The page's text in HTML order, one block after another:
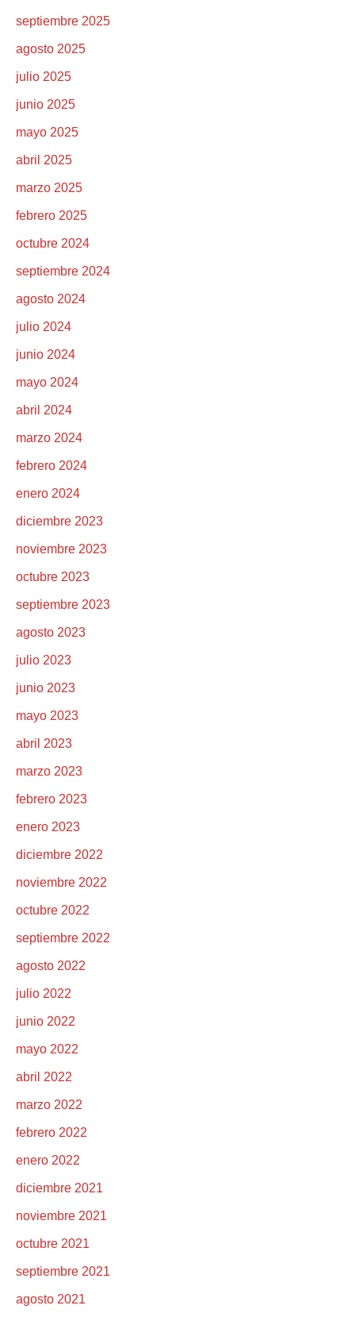
septiembre 2025
agosto 2025
julio 2025
junio 2025
mayo 2025
abril 2025
marzo 2025
febrero 2025
octubre 2024
septiembre 2024
agosto 2024
julio 2024
junio 2024
mayo 2024
abril 2024
marzo 2024
febrero 2024
enero 2024
diciembre 2023
noviembre 2023
octubre 2023
septiembre 2023
agosto 2023
julio 2023
junio 2023
mayo 2023
abril 2023
marzo 2023
febrero 2023
enero 2023
diciembre 2022
noviembre 2022
octubre 2022
septiembre 2022
agosto 2022
julio 2022
junio 2022
mayo 2022
abril 2022
marzo 2022
febrero 2022
enero 2022
diciembre 2021
noviembre 2021
octubre 2021
septiembre 2021
agosto 2021